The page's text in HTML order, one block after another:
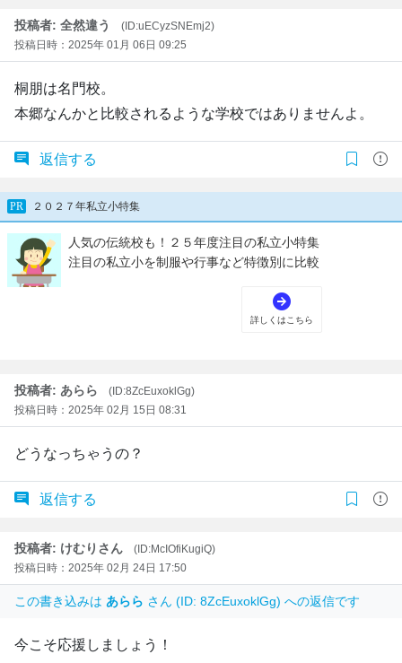
投稿者: 全然違う
(ID:uECyzSNEmj2)
投稿日時：2025年 01月 06日 09:25
桐朋は名門校。
本郷なんかと比較されるような学校ではありませんよ。
返信する
投稿者: あらら
(ID:8ZcEuxoklGg)
投稿日時：2025年 02月 15日 08:31
どうなっちゃうの？
返信する
投稿者: けむりさん
(ID:McIOfiKugiQ)
投稿日時：2025年 02月 24日 17:50
この書き込みは あらら さん (ID: 8ZcEuxoklGg) への返信です
今こそ応援しましょう！